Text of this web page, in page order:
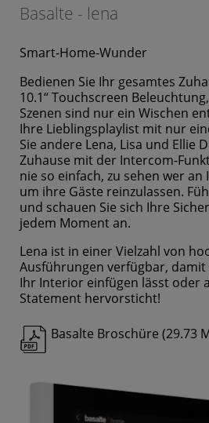
Basalte - lena
Smart-Home-Wunder
Bedienen Sie Ihr gesamtes
10.1“ Touchscreen
Szenen sind nur ein Wischen
Ihre Lieblingsplaylist mit nur
Sie andere Lena, Lisa und Ellie
Zuhause mit der Intercom-
nie so einfach, zu sehen wer
um ihre Gäste reinzulassen.
und schauen Sie sich Ihre
jedem Moment an.
Lena ist in einer Vielzahl von
Ausführungen verfügbar, damit
Ihr Interior einfügen lässt oder
Statement hervorsticht!
Basalte Broschüre (29.73